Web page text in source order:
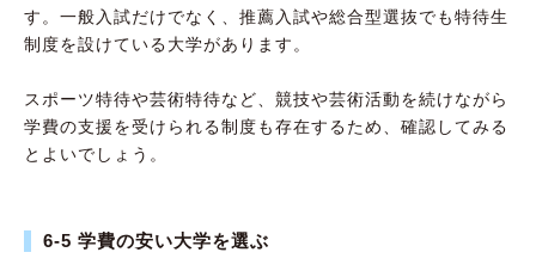
す。一般入試だけでなく、推薦入試や総合型選抜でも特待生
制度を設けている大学があります。
スポーツ特待や芸術特待など、競技や芸術活動を続けながら
学費の支援を受けられる制度も存在するため、確認してみる
とよいでしょう。
6-5 学費の安い大学を選ぶ